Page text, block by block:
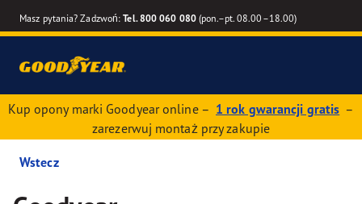
Masz pytania? Zadzwoń:Tel. 800 060 080(pon.–pt. 08.00–18.00)
Kup opony marki Goodyear online – 1 rok gwarancji gratis –
zarezerwuj montaż przy zakupie
Wstecz